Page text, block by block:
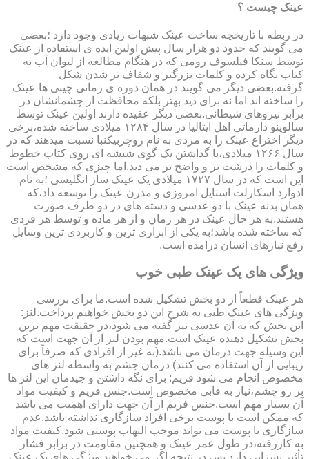
عینک چیست ؟
در ربطه با تاریخچه ساخت عینک شبهات زیادی وجود دارد ؛بعضی
می گویند که حدود دو هزار سال پیش اولین ایده ی استفاده از عینک
توسط سنکا فیلسوف رومی که در هنگام مطالعه از لیوان آب به
کتاب نگاه کرده و کلمات بزرگتر و شفاف تر شدن شکل
گرفته.بعضی دیگر می گویند در همان دوره ی زمانی چینی ها عینک
را ساخته اند اما نه برای دید بهتر بلکه محافظت از چشمانشان در
برابر نیروهای شیطانی.بعضی دیگر عقیده دارند اولین عینک توسط
سالوینو دارماتی اهل ایتالیا در سال ۱۲۸۴ میلادی ساخته شده،برخی
دیگر اختراع عینک را به مردی به نام روچربیکنبا نسبت میدهند که در
سال ۱۲۶۶ میلادی،با گذاشتن یک گوی شیشه ای روی کتاب خطوط
و کلمات را درشت تر و واضح تر می دید.اما چیزی که مشخص است
این است که در سال ۱۷۲۷ میلادی یک عینک ساز انگلیسی ؛به نام
ادوارد اسکارلت استایل امروزی و مدرن عینک را توسعه داد،که
همان بدنه عینک با دو عدسی و دسته های در دو طرف صورت
هستند.به هر حال عینک در هر زمان و از هر ماده و توسط هر فردی
که ساخته شده باشد؛به یکی از ابزاری ترین و کاربردی ترین وسایل
رفع نیازهای انسان درامده است.
ویژگی های یک عینک طبی خوب
هر عینک قطعاً از دو بخش تشکیل شده است.ما برای بررسی
ویژگی های عینک طبی به شرح این دو بخش خواهیم پرداخت.لنز:
این بخش که به آن عدسی نیز گفته می شود،در حقیقت مهم ترین
بخش تشکیل دهنده عینک است.مهم بودن لنز از آن جهت است که
این وسیله جهت درمان می باشد.(به غیر از افرادی که صرفاً برای
زیبایی از آن استفاده می کنند) درمان چشم به واسطه لنز های
مخصوص انجام می شود فریم: برای نگه داشتن و چیدمان این لنز ها
بر رو چشم،نیاز به قابی مخصوص است.جنس فریم و کیفیت مواد
آن بسیار مهم است.جنس فریم از آن جهت دارای اهمیت می باشد
که ممکن است با پوست برخی افراد سازگاری نداشته باشد.عدم
سازگاری با پوست می تواند موجب التهاب پوستی شود.کیفیت مواد
به کاررفته،در طول عمر عینک و همچنین مقاومت در برابر فشار